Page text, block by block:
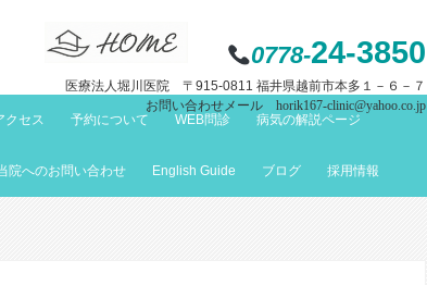
0778-24-3850
医療法人堀川医院 〒915-0811 福井県越前市本多１－６－７
お問い合わせメール horik167-clinic@yahoo.co.jp
クセス 予約について WEB問診 病気の解説ページ
院へのお問い合わせ English Guide ブログ 採用情報